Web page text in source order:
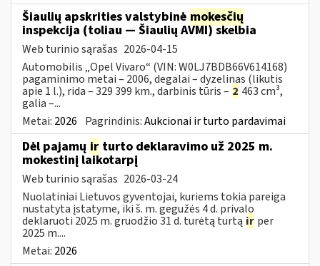
Šiaulių apskrities valstybinė mokesčių
inspekcija (toliau — Šiaulių AVMI) skelbia
Web turinio sąrašas 2026-04-15
Automobilis „Opel Vivaro“ (VIN: W0LJ7BDB66V614168)
pagaminimo metai – 2006, degalai – dyzelinas (likutis
apie 1 l.), rida – 329 399 km., darbinis tūris – 2 463 cm³,
galia –...
Metai: 2026 Pagrindinis:Aukcionai ir turto pardavimai
Dėl pajamų ir turto deklaravimo už 2025 m.
mokestinį laikotarpį
Web turinio sąrašas 2026-03-24
Nuolatiniai Lietuvos gyventojai, kuriems tokia pareiga
nustatyta įstatyme, iki š. m. gegužės 4 d. privalo
deklaruoti 2025 m. gruodžio 31 d. turėtą turtą ir per
2025 m....
Metai: 2026